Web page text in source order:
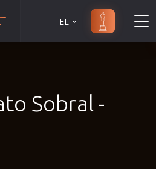
Αισθησιακές
EL
Sobral -